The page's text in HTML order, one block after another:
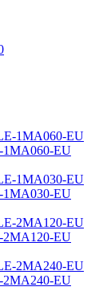
1MA060-EU
1MA030-EU
2MA120-EU
2MA240-EU